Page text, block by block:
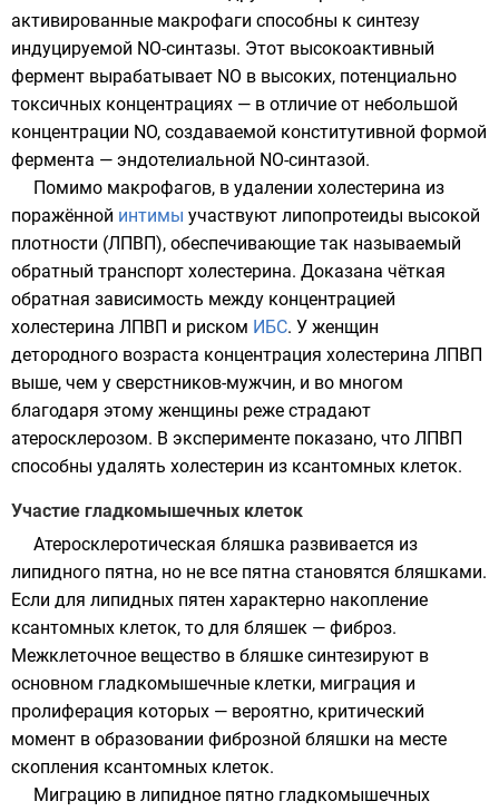
активированные макрофаги способны к синтезу
индуцируемой NO-синтазы. Этот высокоактивный
фермент вырабатывает NO в высоких, потенциально
токсичных концентрациях — в отличие от небольшой
концентрации NO, создаваемой конститутивной формой
фермента — эндотелиальной NO-синтазой.
Помимо макрофагов, в удалении холестерина из
поражённой интимы участвуют липопротеиды высокой
плотности (ЛПВП), обеспечивающие так называемый
обратный транспорт холестерина. Доказана чёткая
обратная зависимость между концентрацией
холестерина ЛПВП и риском ИБС. У женщин
детородного возраста концентрация холестерина ЛПВП
выше, чем у сверстников-мужчин, и во многом
благодаря этому женщины реже страдают
атеросклерозом. В эксперименте показано, что ЛПВП
способны удалять холестерин из ксантомных клеток.
Участие гладкомышечных клеток
Атеросклеротическая бляшка развивается из
липидного пятна, но не все пятна становятся бляшками.
Если для липидных пятен характерно накопление
ксантомных клеток, то для бляшек — фиброз.
Межклеточное вещество в бляшке синтезируют в
основном гладкомышечные клетки, миграция и
пролиферация которых — вероятно, критический
момент в образовании фиброзной бляшки на месте
скопления ксантомных клеток.
Миграцию в липидное пятно гладкомышечных